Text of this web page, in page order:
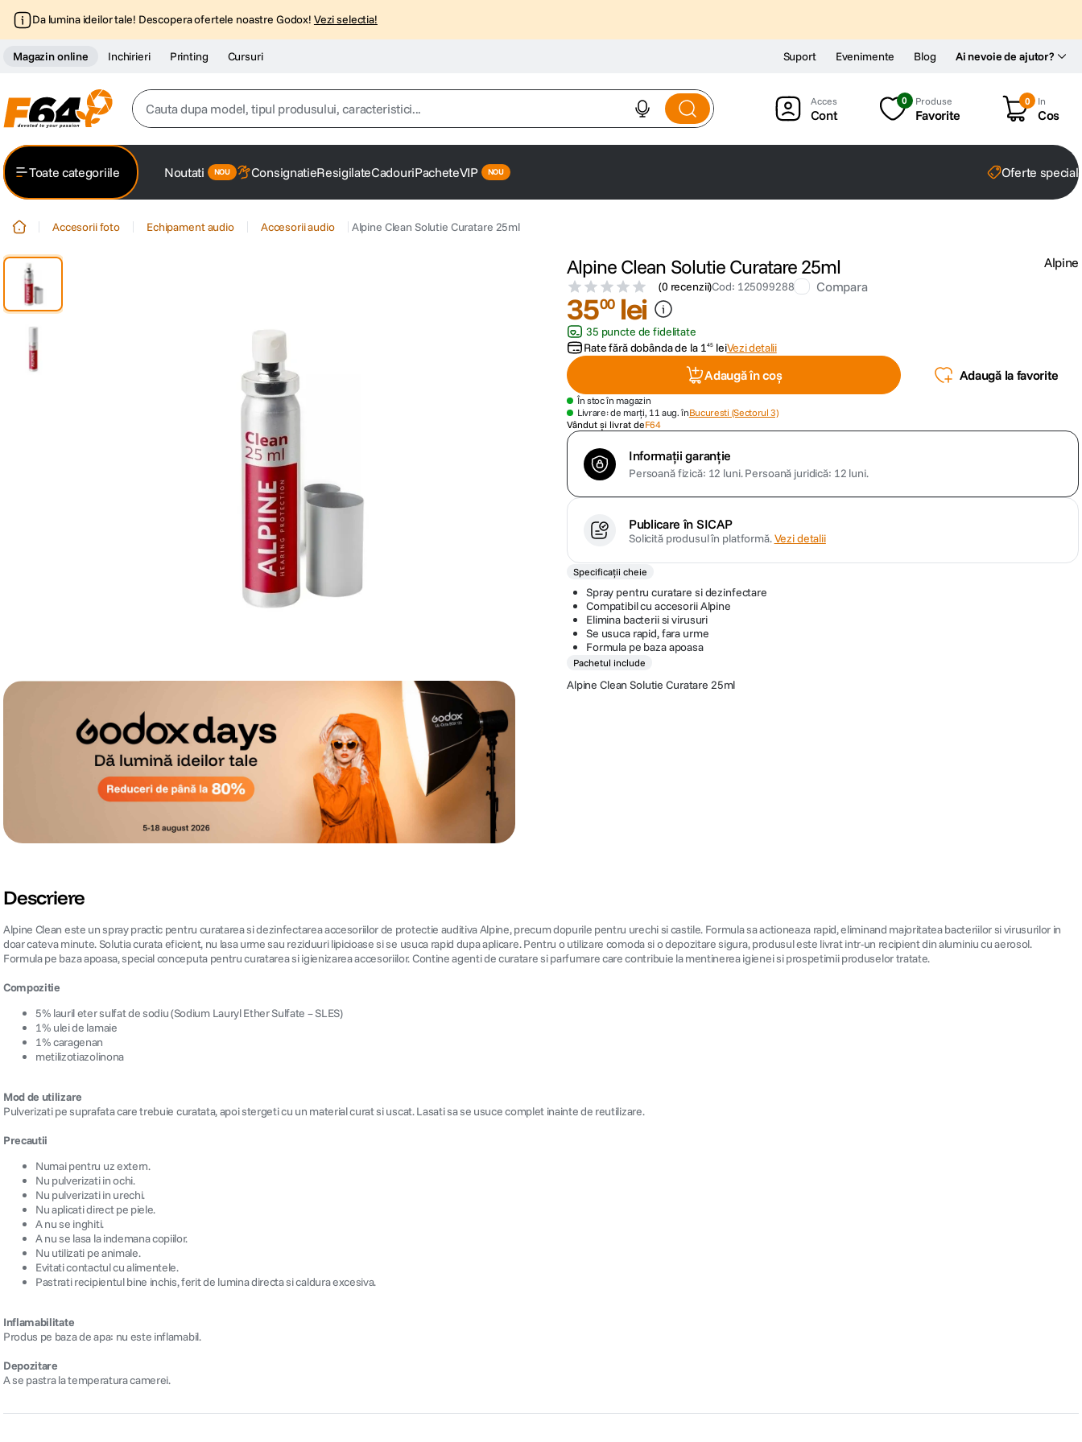
Da lumina ideilor tale! Descopera ofertele noastre Godox! Vezi selectia!
Magazin online Inchirieri Printing Cursuri Ai nevoie de ajutor?
Suport Evenimente Blog
Cauta dupa model, tipul produsului, caracteristici...
2. trepied
Cont
0 Produse
Favorite
0 In
Cos
Toate categoriile Noutati ConsignatieResigilateCadouriPacheteVIP Oferte
Accesorii foto Echipament audio Accesorii audio Alpine Clean Solutie Curatare 25ml
Alpine Clean Solutie Curatare 25ml
(0 recenzii)Cod: 125099288 Compara
Alpine
3500 lei
35 puncte de fidelitate
Rate fără dobânda de la 145 leiVezi detalii
Adaugă în coș Adaugă la favorite
În stoc în magazin
Livrare: de marți, 11 aug. înBucuresti (Sectorul 3)
Vândut și livrat deF64
Informații garanție
Persoană fizică: 12 luni.Persoană juridică: 12 luni.
Publicare în SICAP
Solicită produsul în platformă.Vezi detalii
Specificații cheie
Spray pentru curatare si dezinfectare
Compatibil cu accesorii Alpine
Elimina bacterii si virusuri
Se usuca rapid, fara urme
Formula pe baza apoasa
Pachetul include
Alpine Clean Solutie Curatare 25ml
Descriere
Alpine Clean este un spray practic pentru curatarea si dezinfectarea accesoriilor de protectie auditiva Alpine, precum dopurile pentru urechi si castile. Formula sa actioneaza rapid, eliminand majoritatea bacteriilor si virusurilor in
doar cateva minute. Solutia curata eficient, nu lasa urme sau reziduuri lipicioase si se usuca rapid dupa aplicare. Pentru o utilizare comoda si o depozitare sigura, produsul este livrat intr-un recipient din aluminiu cu aerosol.
Formula pe baza apoasa, special conceputa pentru curatarea si igienizarea accesoriilor. Contine agenti de curatare si parfumare care contribuie la mentinerea igienei si prospetimii produselor tratate.
Compozitie
5% lauril eter sulfat de sodiu (Sodium Lauryl Ether Sulfate – SLES)
1% ulei de lamaie
1% caragenan
metilizotiazolinona
Mod de utilizare
Pulverizati pe suprafata care trebuie curatata, apoi stergeti cu un material curat si uscat. Lasati sa se usuce complet inainte de reutilizare.
Precautii
Numai pentru uz extern.
Nu pulverizati in ochi.
Nu pulverizati in urechi.
Nu aplicati direct pe piele.
A nu se inghiti.
A nu se lasa la indemana copiilor.
Nu utilizati pe animale.
Evitati contactul cu alimentele.
Pastrati recipientul bine inchis, ferit de lumina directa si caldura excesiva.
Inflamabilitate
Produs pe baza de apa: nu este inflamabil.
Depozitare
A se pastra la temperatura camerei.